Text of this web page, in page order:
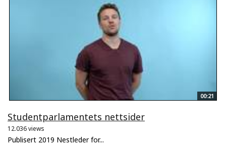
00:21
Studentparlamentets nettsider
12.036 views
Publisert 2019 Nestleder for...